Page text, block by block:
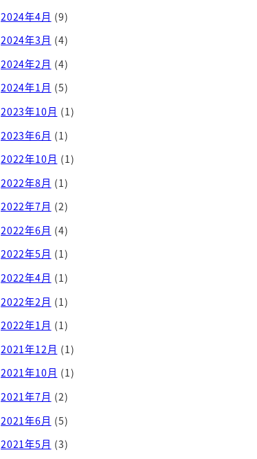
2024年4月 (9)
2024年3月 (4)
2024年2月 (4)
2024年1月 (5)
2023年10月 (1)
2023年6月 (1)
2022年10月 (1)
2022年8月 (1)
2022年7月 (2)
2022年6月 (4)
2022年5月 (1)
2022年4月 (1)
2022年2月 (1)
2022年1月 (1)
2021年12月 (1)
2021年10月 (1)
2021年7月 (2)
2021年6月 (5)
2021年5月 (3)